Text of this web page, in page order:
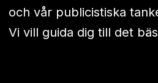
och vår publicistiska
Vi vill guida dig till det